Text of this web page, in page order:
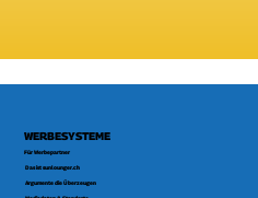
WERBESYSTEME
Für Werbepartner
Das ist sunlounger.ch
Argumente die Überzeugen